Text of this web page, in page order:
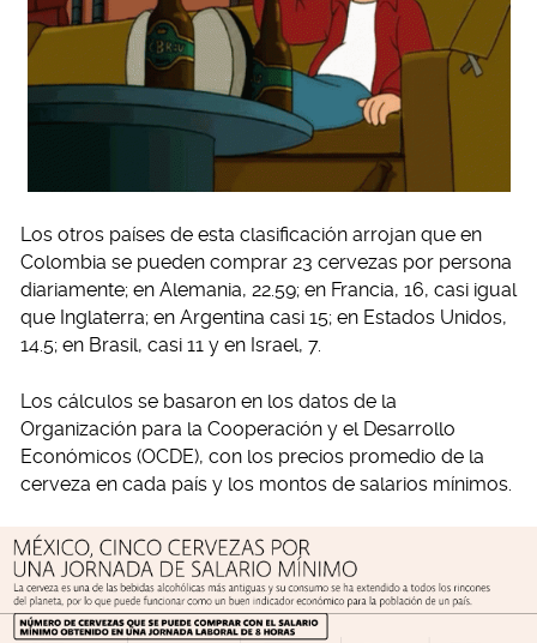
Los otros países de esta clasificación arrojan que en
Colombia se pueden comprar 23 cervezas por persona
diariamente; en Alemania, 22.59; en Francia, 16, casi igual
que Inglaterra; en Argentina casi 15; en Estados Unidos,
14.5; en Brasil, casi 11 y en Israel, 7.
Los cálculos se basaron en los datos de la
Organización para la Cooperación y el Desarrollo
Económicos (OCDE), con los precios promedio de la
cerveza en cada país y los montos de salarios mínimos.